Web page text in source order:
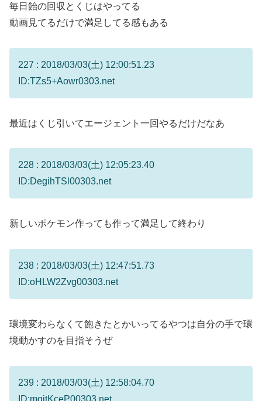
毎日飴の回収とくじはやってる
動画見てるだけで満足してる感もある
227 : 2018/03/03(土) 12:00:51.23
ID:TZs5+Aowr0303.net
最近はくじ引いてエージェント一回やるだけだなあ
228 : 2018/03/03(土) 12:05:23.40
ID:DegihTSl00303.net
新しいポケモン作っても作って満足して終わり
238 : 2018/03/03(土) 12:47:51.73
ID:oHLW2Zvg00303.net
環境変わらなくて飽きたとかいってるやつは自分の手で環
境動かすのを目指そうぜ
239 : 2018/03/03(土) 12:58:04.70
ID:mqitKceP00303.net